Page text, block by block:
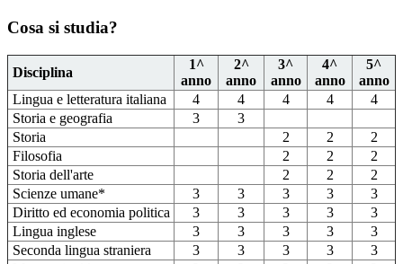
Cosa si studia?
Disciplina
1^
anno
2^
anno
3^
anno
4^
anno
5^
anno
Lingua e letteratura italiana
4 4 4 4
4
Storia e geografia
3
3
Storia
2 2
2
Filosofia
2 2
2
Storia dell'arte
2 2
2
Scienze umane*
3 3 3 3
3
Diritto ed economia politica
3 3 3 3
3
Lingua inglese
3 3 3 3
3
Seconda lingua straniera
3 3 3 3
3